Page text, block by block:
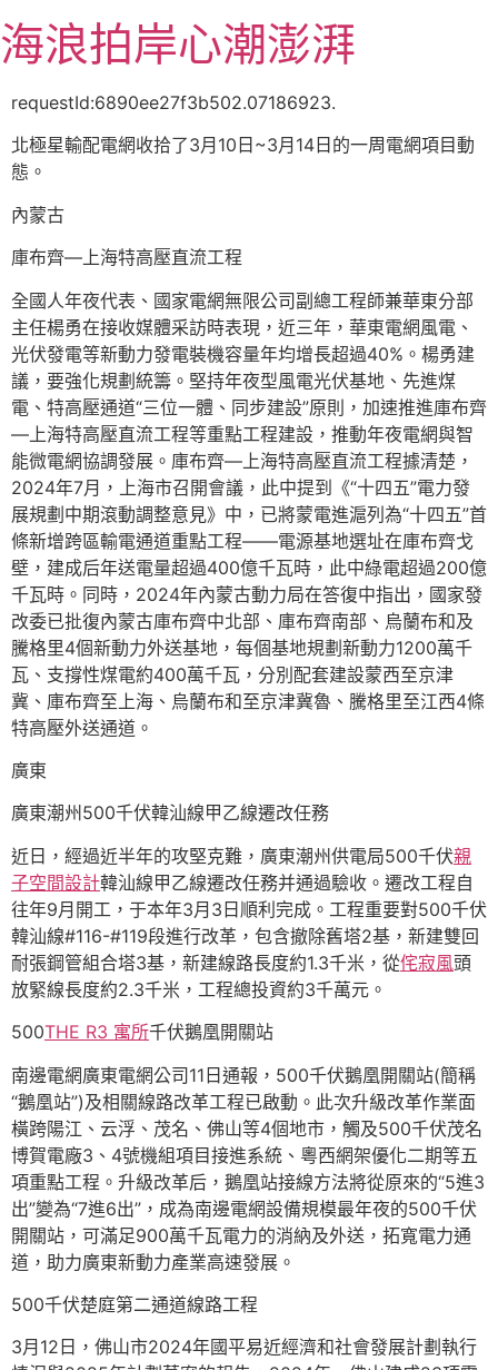
至
主
容
海浪拍岸心潮澎湃
requestId:6890ee27f3b502.07186923.
北極星輸配電網收拾了3月10日~3月14日的一周電網項目動
態。
內蒙古
庫布齊—上海特高壓直流工程
全國人年夜代表、國家電網無限公司副總工程師兼華東分部
主任楊勇在接收媒體采訪時表現，近三年，華東電網風電、
光伏發電等新動力發電裝機容量年均增長超過40%。楊勇建
議，要強化規劃統籌。堅持年夜型風電光伏基地、先進煤
電、特高壓通道“三位一體、同步建設”原則，加速推進庫布齊
—上海特高壓直流工程等重點工程建設，推動年夜電網與智
能微電網協調發展。庫布齊—上海特高壓直流工程據清楚，
2024年7月，上海市召開會議，此中提到《“十四五”電力發
展規劃中期滾動調整意見》中，已將蒙電進滬列為“十四五”首
條新增跨區輸電通道重點工程——電源基地選址在庫布齊戈
壁，建成后年送電量超過400億千瓦時，此中綠電超過200億
千瓦時。同時，2024年內蒙古動力局在答復中指出，國家發
改委已批復內蒙古庫布齊中北部、庫布齊南部、烏蘭布和及
騰格里4個新動力外送基地，每個基地規劃新動力1200萬千
瓦、支撐性煤電約400萬千瓦，分別配套建設蒙西至京津
冀、庫布齊至上海、烏蘭布和至京津冀魯、騰格里至江西4條
特高壓外送通道。
廣東
廣東潮州500千伏韓汕線甲乙線遷改任務
近日，經過近半年的攻堅克難，廣東潮州供電局500千伏親
子空間設計韓汕線甲乙線遷改任務并通過驗收。遷改工程自
往年9月開工，于本年3月3日順利完成。工程重要對500千伏
韓汕線#116-#119段進行改革，包含撤除舊塔2基，新建雙回
耐張鋼管組合塔3基，新建線路長度約1.3千米，從侘寂風頭
放緊線長度約2.3千米，工程總投資約3千萬元。
500THE R3 寓所千伏鵝凰開關站
南邊電網廣東電網公司11日通報，500千伏鵝凰開關站(簡稱
“鵝凰站”)及相關線路改革工程已啟動。此次升級改革作業面
橫跨陽江、云浮、茂名、佛山等4個地市，觸及500千伏茂名
博賀電廠3、4號機組項目接進系統、粵西網架優化二期等五
項重點工程。升級改革后，鵝凰站接線方法將從原來的“5進3
出”變為“7進6出”，成為南邊電網設備規模最年夜的500千伏
開關站，可滿足900萬千瓦電力的消納及外送，拓寬電力通
道，助力廣東新動力產業高速發展。
500千伏楚庭第二通道線路工程
3月12日，佛山市2024年國平易近經濟和社會發展計劃執行